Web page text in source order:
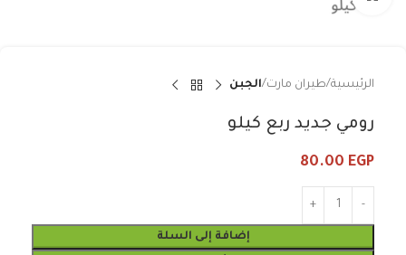
الرئيسية طيران مارت الجبن
رومي جديد ربع كيلو
80.00 EGP
إضافة إلى السلة